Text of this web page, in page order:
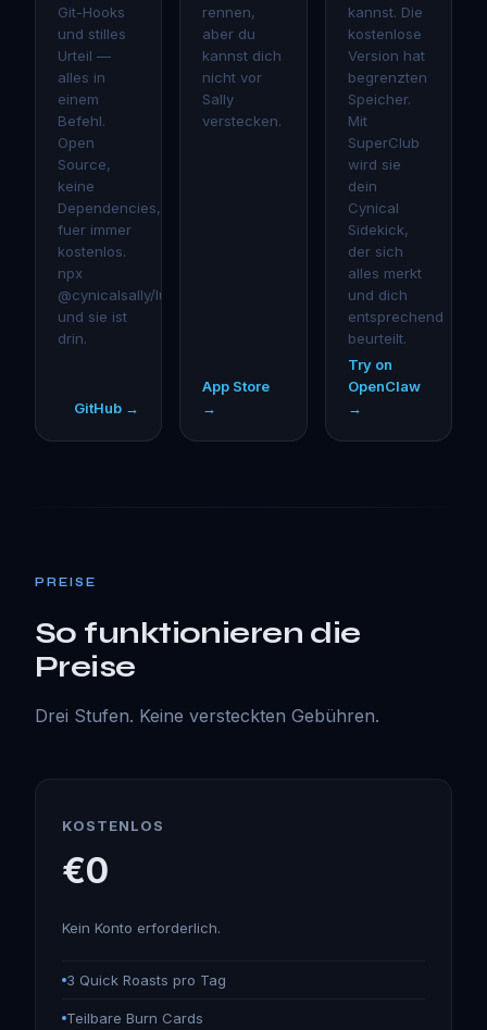
Git-Hooks
und stilles
Urteil —
alles in
einem
Befehl.
Open
Source,
keine
Dependencies,
fuer immer
kostenlos.
npx
@cynicalsally/lurks
und sie ist
drin.
GitHub →
rennen,
aber du
kannst dich
nicht vor
Sally
verstecken.
App Store
→
kannst. Die
kostenlose
Version hat
begrenzten
Speicher.
Mit
SuperClub
wird sie
dein
Cynical
Sidekick,
der sich
alles merkt
und dich
entsprechend
beurteilt.
Try on
OpenClaw
→
PREISE
So funktionieren die
Preise
Drei Stufen. Keine versteckten Gebühren.
KOSTENLOS
€0
Kein Konto erforderlich.
3 Quick Roasts pro Tag
Teilbare Burn Cards